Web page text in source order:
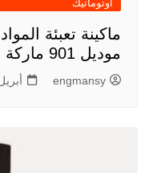
اوتوماتيك
ماكينة تعبئة
موديل 901 ماركة المهندس منسى
engmansy أبريل 4,